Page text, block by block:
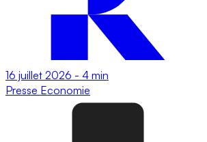
16 juillet 2026 - 4 min
Presse Economie